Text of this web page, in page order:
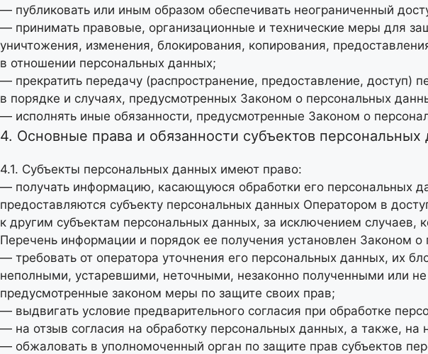
— публиковать или иным образом обеспечивать неограниченный
— принимать правовые, организационные и технические меры для
уничтожения, изменения, блокирования, копирования,
в отношении персональных данных;
— прекратить передачу (распространение, предоставление, доступ)
в порядке и случаях, предусмотренных Законом о персональных
— исполнять иные обязанности, предусмотренные Законом о
4. Основные права и обязанности субъектов персональных
4.1. Субъекты персональных данных имеют право:
— получать информацию, касающуюся обработки его персональных
предоставляются субъекту персональных данных Оператором в
к другим субъектам персональных данных, за исключением
Перечень информации и порядок ее получения установлен Законом
— требовать от оператора уточнения его персональных данных, их
неполными, устаревшими, неточными, незаконно полученными или
предусмотренные законом меры по защите своих прав;
— выдвигать условие предварительного согласия при обработке
— на отзыв согласия на обработку персональных данных, а также,
— обжаловать в уполномоченный орган по защите прав субъектов